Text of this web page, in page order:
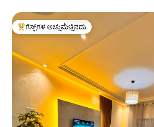
ಗೆಸ್ಟ್‌ಗಳಿಗೆ ಅತಿ ಹೆಚ್ಚು ಅಚ್ಚುಮೆಚ್ಚಿನದು
ಗೆಸ್ಟ್‌ಗಳ ಅಚ್ಚುಮೆಚ್ಚಿನದು